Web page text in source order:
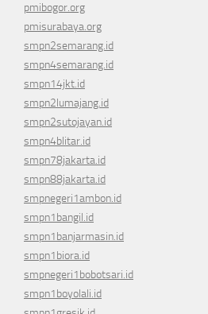
pmibogor.org
pmisurabaya.org
smpn2semarang.id
smpn4semarang.id
smpn14jkt.id
smpn2lumajang.id
smpn2sutojayan.id
smpn4blitar.id
smpn78jakarta.id
smpn88jakarta.id
smpnegeri1ambon.id
smpn1bangil.id
smpn1banjarmasin.id
smpn1biora.id
smpnegeri1bobotsari.id
smpn1boyolali.id